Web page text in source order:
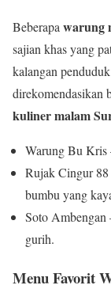
Beberapa warung
sajian khas yang
kalangan
direkomendasikan
kuliner malam
Warung Bu Kris
Rujak Cingur
bumbu yang
Soto Ambengan
gurih.
Menu Favorit